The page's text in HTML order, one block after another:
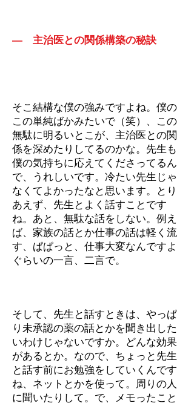
― 主治医との関係構築の秘訣
そこ結構な僕の強みですよね。僕の
この単純ばかみたいで（笑）、この
無駄に明るいとこが、主治医との関
係を深めたりしてるのかな。先生も
僕の気持ちに応えてくださってるん
で、うれしいです。冷たい先生じゃ
なくてよかったなと思います。とり
あえず、先生とよく話すことです
ね。あと、無駄な話をしない。例え
ば、家族の話とか仕事の話は軽く流
す、ぱぱっと、仕事大変なんですよ
ぐらいの一言、二言で。
そして、先生と話すときは、やっぱ
り未承認の薬の話とかを聞き出した
いわけじゃないですか。どんな効果
があるとか。なので、ちょっと先生
と話す前にお勉強をしていくんです
ね、ネットとかを使って。周りの人
に聞いたりして。で、メモったこと